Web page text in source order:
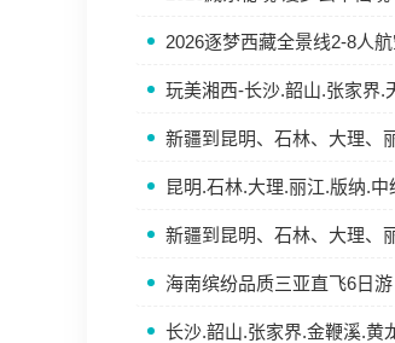
2026逐梦西藏全景线2-8人
玩美湘西-长沙.韶山.张家界.
新疆到昆明、石林、大理、
昆明.石林.大理.丽江.版纳.
新疆到昆明、石林、大理、
海南缤纷品质三亚直飞6日游
长沙.韶山.张家界.金鞭溪.黄